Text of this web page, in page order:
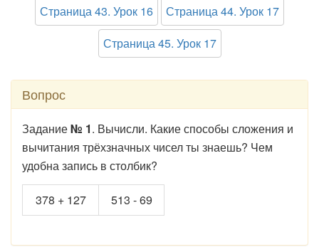
Страница 43. Урок 16
Страница 44. Урок 17
Страница 45. Урок 17
Вопрос
Задание№ 1. Вычисли. Какие способы сложения и
вычитания трёхзначных чисел ты знаешь? Чем
удобна запись в столбик?
378 + 127 513 - 69